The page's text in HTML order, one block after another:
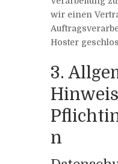
wir einen
Hoster
3.
n